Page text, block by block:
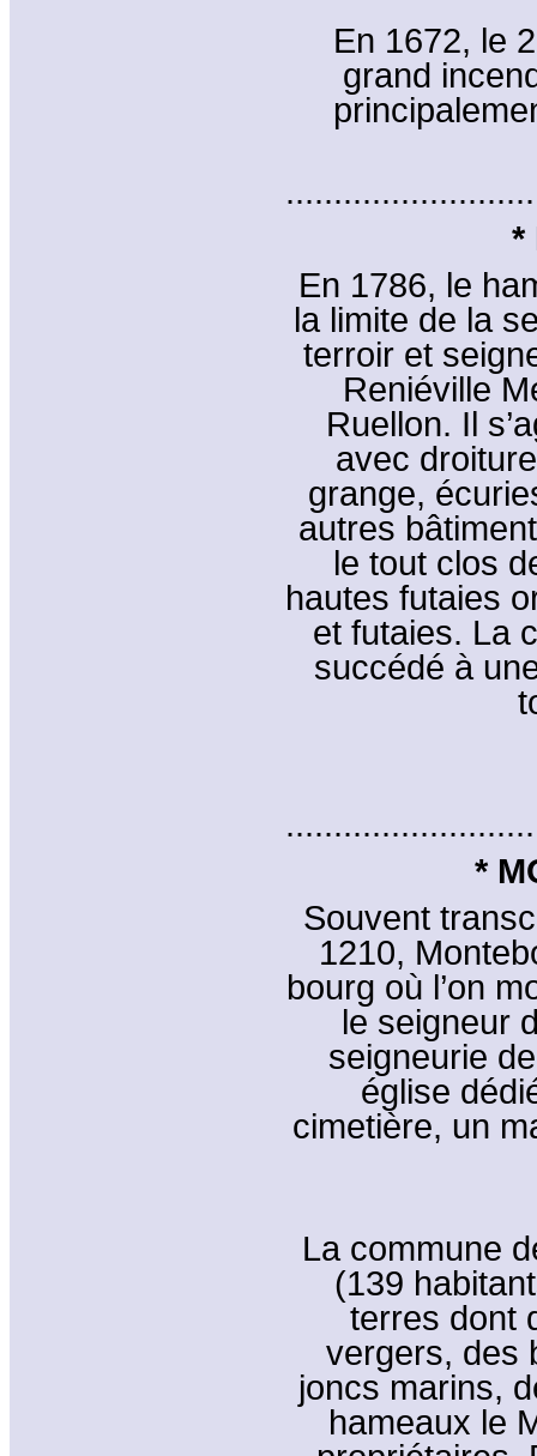
En 1672, le
grand
*
En 1786, le
la limite de la
terroir et
Reniéville
Ruellon. Il
avec
grange,
autres
le tout clos
hautes futaies
et futaies. La
succédé à
*
Souvent
1210,
bourg où l’on
le seigneur
seigneurie
église
cimetière, un
La commune
(139
terres dont
vergers, des
joncs marins,
hameaux le